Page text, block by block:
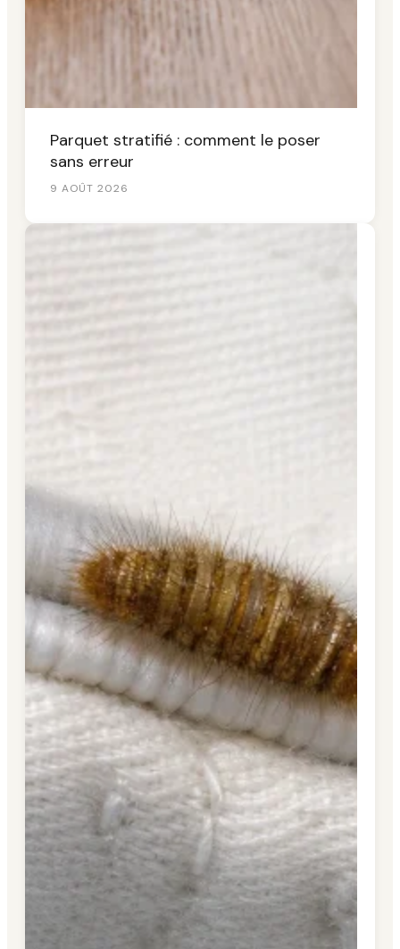
Parquet stratifié : comment le poser
sans erreur
9 AOÛT 2026